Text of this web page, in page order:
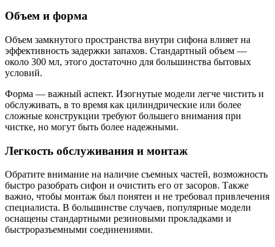
Объем и форма
Объем замкнутого пространства внутри сифона влияет на
эффективность задержки запахов. Стандартный объем —
около 300 мл, этого достаточно для большинства бытовых
условий.
Форма — важный аспект. Изогнутые модели легче чистить и
обслуживать, в то время как цилиндрические или более
сложные конструкции требуют большего внимания при
чистке, но могут быть более надежными.
Легкость обслуживания и монтаж
Обратите внимание на наличие съемных частей, возможность
быстро разобрать сифон и очистить его от засоров. Также
важно, чтобы монтаж был понятен и не требовал привлечения
специалиста. В большинстве случаев, популярные модели
оснащены стандартными резиновыми прокладками и
быстроразъемными соединениями.